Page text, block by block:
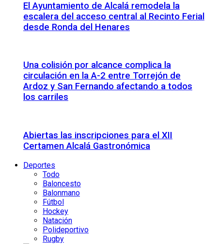
El Ayuntamiento de Alcalá remodela la
escalera del acceso central al Recinto Ferial
desde Ronda del Henares
Una colisión por alcance complica la
circulación en la A-2 entre Torrejón de
Ardoz y San Fernando afectando a todos
los carriles
Abiertas las inscripciones para el XII
Certamen Alcalá Gastronómica
Deportes
Todo
Baloncesto
Balonmano
Fútbol
Hockey
Natación
Polideportivo
Rugby